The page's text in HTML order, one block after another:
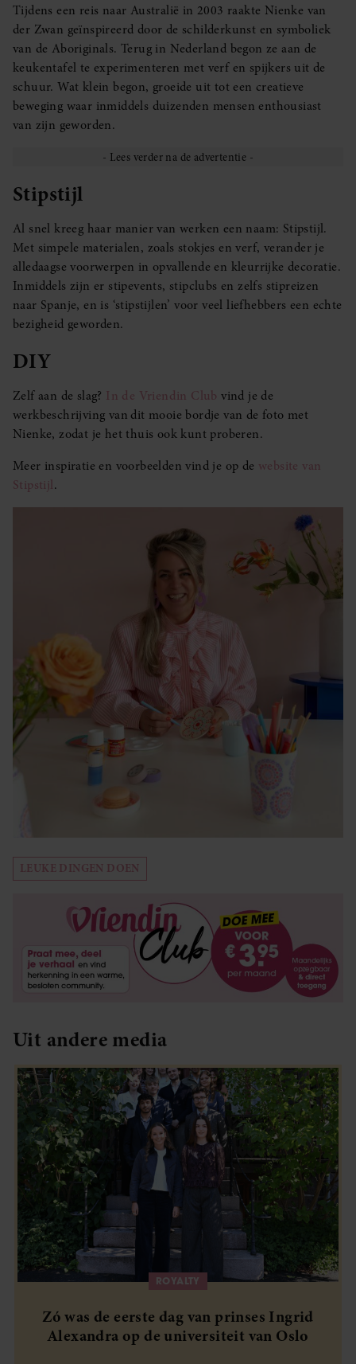
Tijdens een reis naar Australië in 2003 raakte Nienke van
der Zwan geïnspireerd door de schilderkunst en symboliek
van de Aboriginals. Terug in Nederland begon ze aan de
keukentafel te experimenteren met verf en spijkers uit de
schuur. Wat klein begon, groeide uit tot een creatieve
beweging waar inmiddels duizenden mensen enthousiast
van zijn geworden.
Stipstijl
Al snel kreeg haar manier van werken een naam: Stipstijl.
Met simpele materialen, zoals stokjes en verf, verander je
alledaagse voorwerpen in opvallende en kleurrijke decoratie.
Inmiddels zijn er stipevents, stipclubs en zelfs stipreizen
naar Spanje, en is ‘stipstijlen’ voor veel liefhebbers een echte
bezigheid geworden.
DIY
Zelf aan de slag? In de Vriendin Club vind je de
werkbeschrijving van dit mooie bordje van de foto met
Nienke, zodat je het thuis ook kunt proberen.
Meer inspiratie en voorbeelden vind je op de website van
Stipstijl.
LEUKE DINGEN DOEN
Uit andere media
ROYALTY
Zó was de eerste dag van prinses Ingrid
Alexandra op de universiteit van Oslo